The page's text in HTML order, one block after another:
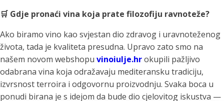
🛒 Gdje pronaći vina koja prate filozofiju ravnoteže?
Ako biramo vino kao svjestan dio zdravog i uravnoteženog
života, tada je kvaliteta presudna. Upravo zato smo na
našem novom webshopu vinoiulje.hrokupili pažljivo
odabrana vina koja odražavaju mediteransku tradiciju,
izvrsnost terroira i odgovornu proizvodnju. Svaka boca u
ponudi birana je s idejom da bude dio cjelovitog iskustva —